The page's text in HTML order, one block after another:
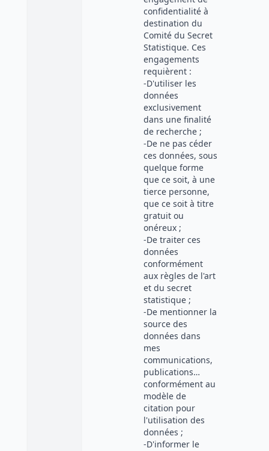
confidentialité à
destination du
Comité du Secret
Statistique. Ces
engagements
requièrent :
-D'utiliser les
données
exclusivement
dans une finalité
de recherche ;
-De ne pas céder
ces données, sous
quelque forme
que ce soit, à une
tierce personne,
que ce soit à titre
gratuit ou
onéreux ;
-De traiter ces
données
conformément
aux règles de l'art
et du secret
statistique ;
-De mentionner la
source des
données dans
mes
communications,
publications…
conformément au
modèle de
citation pour
l'utilisation des
données ;
-D'informer le